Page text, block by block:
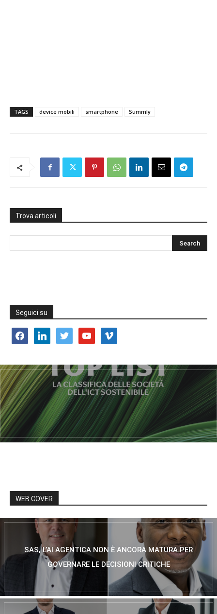
TAGS device mobili smartphone Summly
Trova articoli
Seguici su
facebooklinkedin twitter youtube vimeo
WEB COVER
SAS, L’AI AGENTICA NON È ANCORA MATURA PER
GOVERNARE LE DECISIONI CRITICHE